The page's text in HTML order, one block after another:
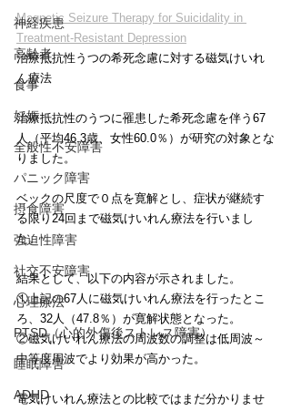
神経疾患
高齢者
食事
妊娠
全般性不安障害
パニック障害
摂食障害
強迫性障害
社交不安障害
心理療法
PTSD（心的外傷後ストレス障害）
睡眠障害
ADHD
Magnetic Seizure Therapy for Suicidality in
Treatment-Resistant Depression
治療抵抗性うつの希死念慮に対する磁気けいれ
ん療法
治療抵抗性のうつに罹患した希死念慮を伴う67
人（平均46.3歳、女性60.0％）が研究の対象とな
りました。
ベックの尺度で０点を寛解とし、症状が継続す
る限り24回まで磁気けいれん療法を行いまし
た。
結果として、以下の内容が示されました。
①上記の67人に磁気けいれん療法を行ったとこ
ろ、32人（47.8％）が寛解状態となった。
②磁気けいれん療法の周波数の調整は低周波～
中等度周波でより効果が高かった。
電気けいれん療法との比較ではまだ分かりませ